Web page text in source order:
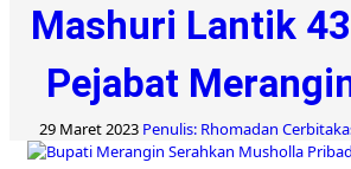
Mashuri Lantik
Pejabat
29 Maret 2023 Penulis: Rhomadan